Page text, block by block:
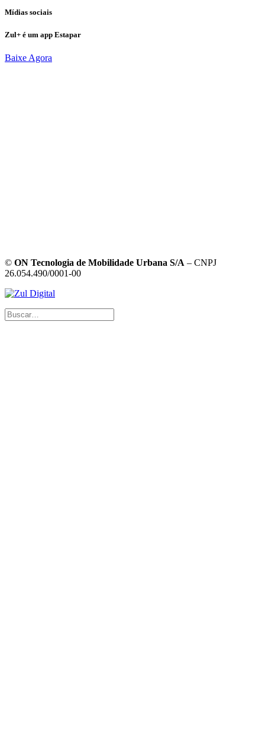
Mídias sociais
Zul+ é um app Estapar
Baixe Agora
© ON Tecnologia de Mobilidade Urbana S/A – CNPJ
26.054.490/0001-00